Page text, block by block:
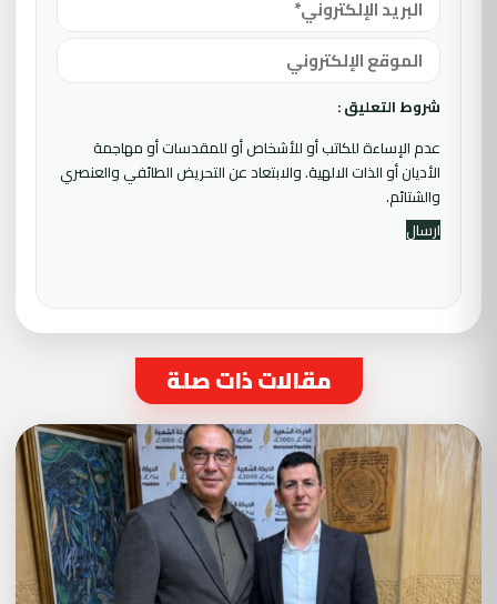
شروط التعليق :
عدم الإساءة للكاتب أو للأشخاص أو للمقدسات أو مهاجمة
الأديان أو الذات الالهية. والابتعاد عن التحريض الطائفي والعنصري
والشتائم.
مقالات ذات صلة